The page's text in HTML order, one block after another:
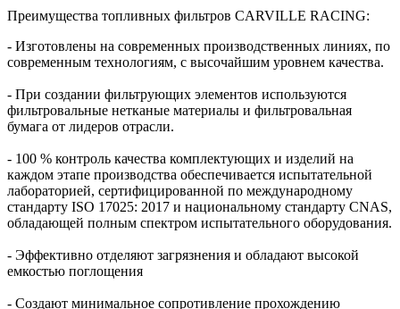
Преимущества топливных фильтров CARVILLE RACING:
- Изготовлены на современных производственных линиях, по
современным технологиям, с высочайшим уровнем качества.
- При создании фильтрующих элементов используются
фильтровальные нетканые материалы и фильтровальная
бумага от лидеров отрасли.
- 100 % контроль качества комплектующих и изделий на
каждом этапе производства обеспечивается испытательной
лабораторией, сертифицированной по международному
стандарту ISO 17025: 2017 и национальному стандарту CNAS,
обладающей полным спектром испытательного оборудования.
- Эффективно отделяют загрязнения и обладают высокой
емкостью поглощения
- Создают минимальное сопротивление прохождению